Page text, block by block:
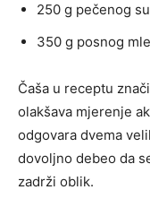
250 g pečenog
350 g posnog
Čaša u receptu
olakšava mjerenje
odgovara dvema
dovoljno debeo da
zadrži oblik.